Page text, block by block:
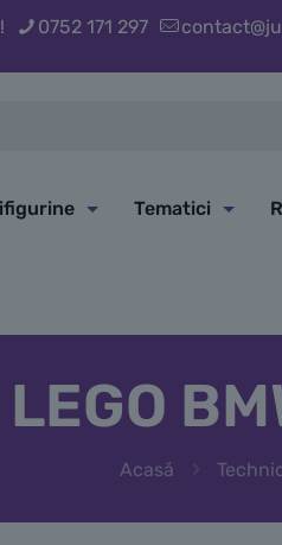
0752 171 297
Tematici
LEGO
Acasă